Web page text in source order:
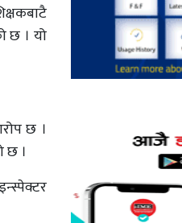
छ । यो
छ ।
छ ।